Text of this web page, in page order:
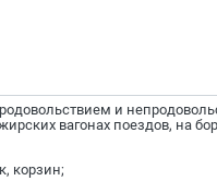
и
вагонах поездов, на
корзин;